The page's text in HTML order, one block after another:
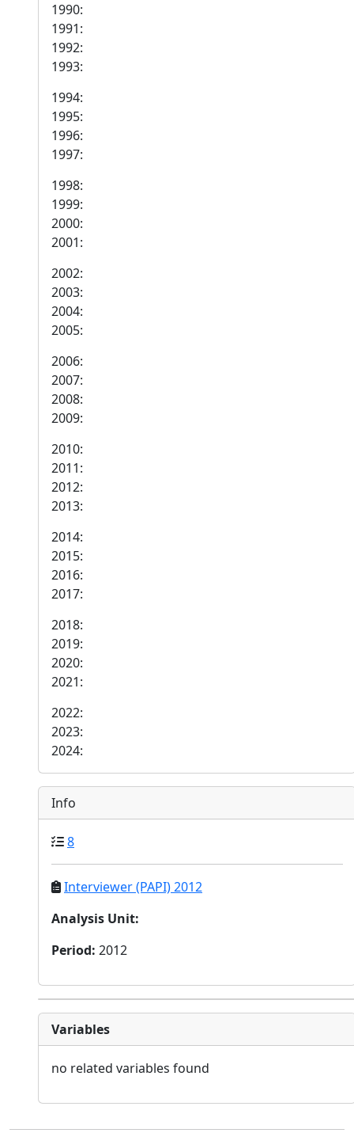
1990:
1991:
1992:
1993:
1994:
1995:
1996:
1997:
1998:
1999:
2000:
2001:
2002:
2003:
2004:
2005:
2006:
2007:
2008:
2009:
2010:
2011:
2012:
2013:
2014:
2015:
2016:
2017:
2018:
2019:
2020:
2021:
2022:
2023:
2024:
Info
8
Interviewer (PAPI) 2012
Analysis Unit:
Period: 2012
Variables
no related variables found